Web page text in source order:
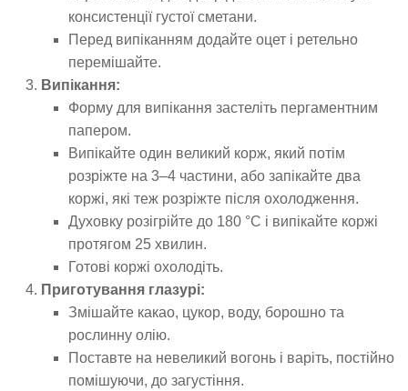
консистенції густої сметани.
Перед випіканням додайте оцет і ретельно
перемішайте.
Випікання:
Форму для випікання застеліть пергаментним
папером.
Випікайте один великий корж, який потім
розріжте на 3–4 частини, або запікайте два
коржі, які теж розріжте після охолодження.
Духовку розігрійте до 180 °C і випікайте коржі
протягом 25 хвилин.
Готові коржі охолодіть.
Приготування глазурі:
Змішайте какао, цукор, воду, борошно та
рослинну олію.
Поставте на невеликий вогонь і варіть, постійно
помішуючи, до загустіння.